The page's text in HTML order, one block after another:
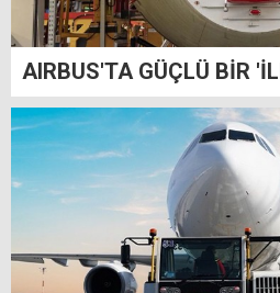
AIRBUS'TA GÜÇLÜ BİR